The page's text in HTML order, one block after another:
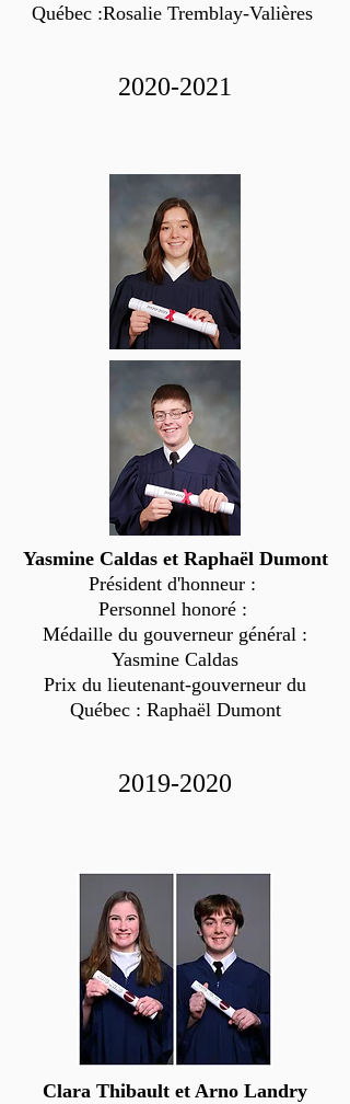
Québec :Rosalie Tremblay-Valières
2020-2021
Yasmine Caldas et Raphaël Dumont
Président d'honneur :
Personnel honoré :
Médaille du gouverneur général :
Yasmine Caldas
Prix du lieutenant-gouverneur du
Québec : Raphaël Dumont
2019-2020
Clara Thibault et Arno Landry